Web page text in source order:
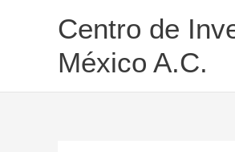
Centro de
México A.C.
por: